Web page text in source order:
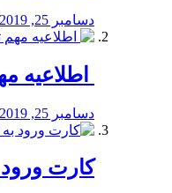
دسامبر 25, 2019
اطلاعیه
دسامبر 25, 2019
کارت ورود